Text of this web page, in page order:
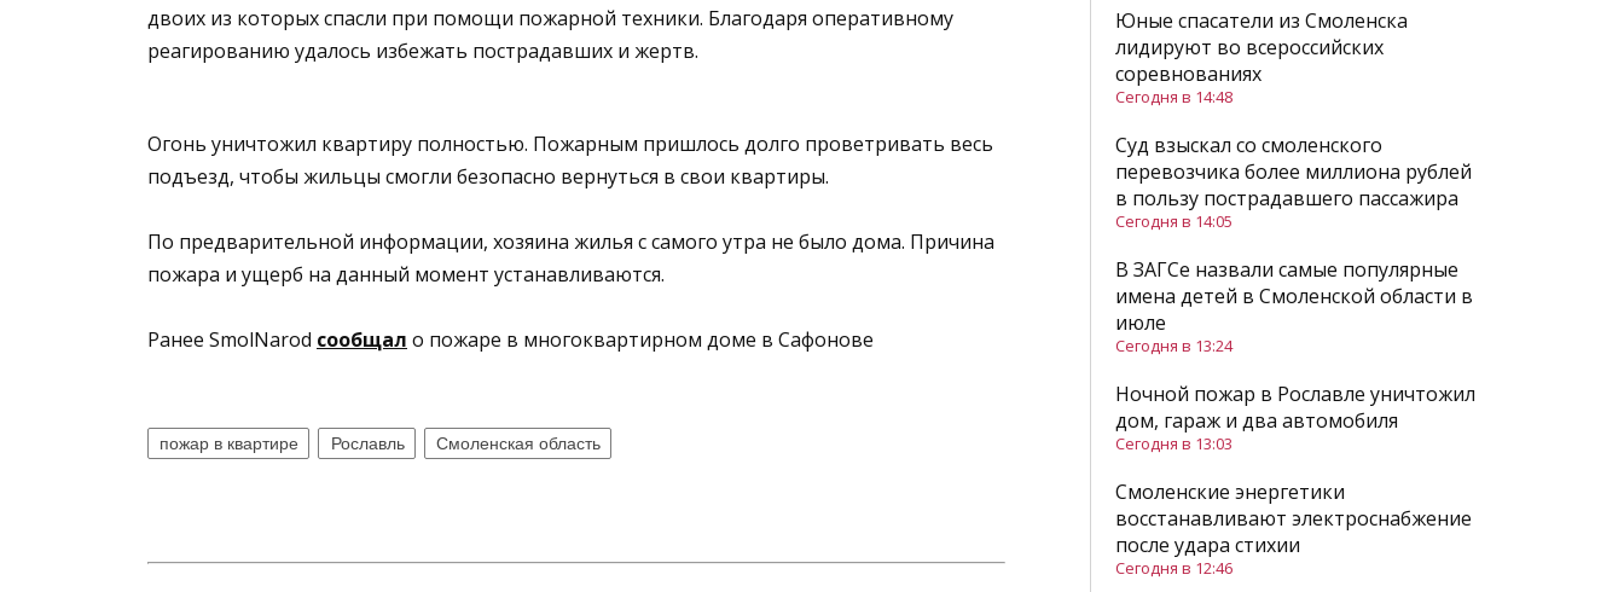
двоих из которых спасли при помощи пожарной техники. Благодаря оперативному
реагированию удалось избежать пострадавших и жертв.
Огонь уничтожил квартиру полностью. Пожарным пришлось долго проветривать весь
подъезд, чтобы жильцы смогли безопасно вернуться в свои квартиры.
По предварительной информации, хозяина жилья с самого утра не было дома. Причина
пожара и ущерб на данный момент устанавливаются.
Ранее SmolNarod сообщал о пожаре в многоквартирном доме в Сафонове
пожар в квартире Рославль Смоленская область
Юные спасатели из Смоленска
лидируют во всероссийских
соревнованиях
Сегодня в 14:48
Суд взыскал со смоленского
перевозчика более миллиона рублей
в пользу пострадавшего пассажира
Сегодня в 14:05
В ЗАГСе назвали самые популярные
имена детей в Смоленской области в
июле
Сегодня в 13:24
Ночной пожар в Рославле уничтожил
дом, гараж и два автомобиля
Сегодня в 13:03
Смоленские энергетики
восстанавливают электроснабжение
после удара стихии
Сегодня в 12:46